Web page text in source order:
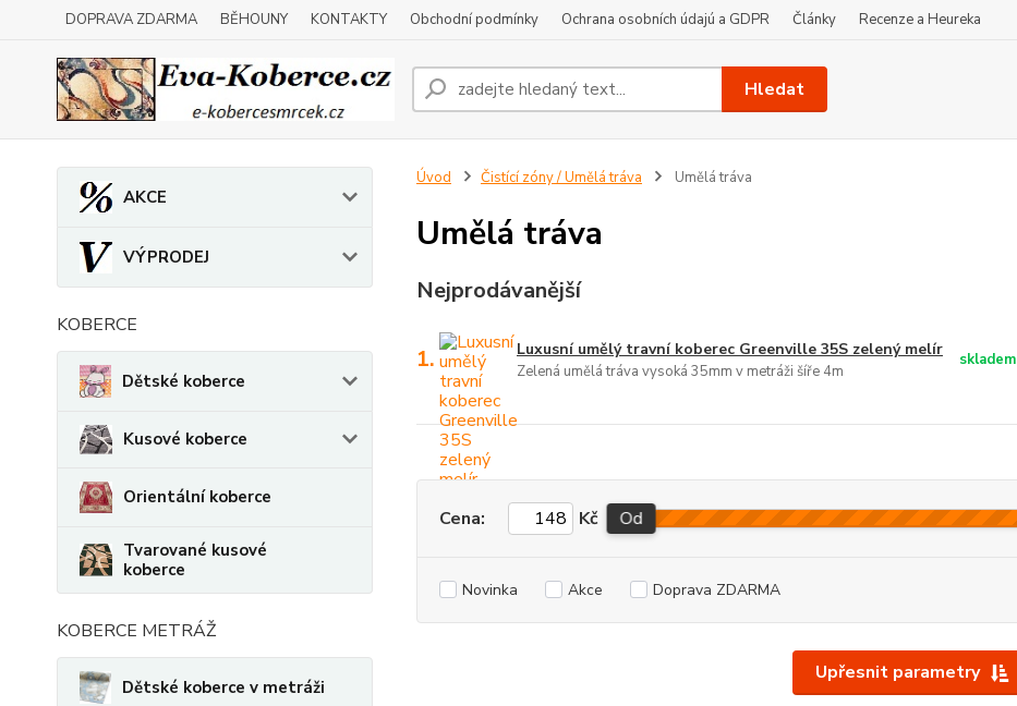
DOPRAVA ZDARMA BĚHOUNY KONTAKTY Obchodní podmínky Ochrana osobních údajú a GDPR Články Recenze a Heureka
Hledat
AKCE
VÝPRODEJ
KOBERCE
Dětské koberce
Kusové koberce
Orientální koberce
Tvarované kusové
koberce
KOBERCE METRÁŽ
Dětské koberce v metráži
Úvod Čistící zóny / Umělá tráva Umělá tráva
Umělá tráva
Nejprodávanější
1. Luxusní umělý travní koberec Greenville 35S zelený melír
Zelená umělá tráva vysoká 35mm v metráži šíře 4m
skladem
Upřesnit parametry
Cena: Kč Od
Novinka Akce Doprava ZDARMA